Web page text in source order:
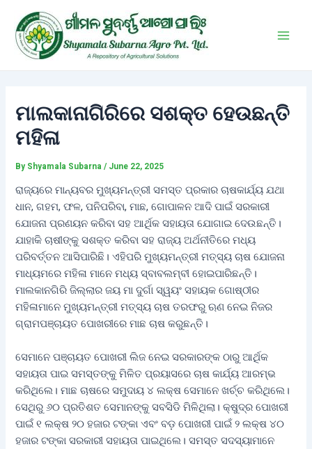
content
ମାଲକାନାଗିରିରେ ସଶକ୍ତ ହେଉଛନ୍ତି
ମହିଳା
By Shyamala Subarna/ June 22, 2025
ରାଜ୍ୟରେ ମାନ୍ୟବର ମୁଖ୍ୟମନ୍ତ୍ରୀ ସମସ୍ତ ପ୍ରକାର ଚାଷକାର୍ଯ୍ୟ ଯଥା
ଧାନ, ଗହମ, ଫଳ, ପନିପରିବା, ମାଛ, ଗୋପାଳନ ଆଦି ପାଇଁ ସରକାରୀ
ଯୋଜନା ପ୍ରଣୟନ କରିବା ସହ ଆର୍ଥିକ ସହାୟତା ଯୋଗାଇ ଦେଉଛନ୍ତି।
ଯାହାକି ଚାଷୀଙ୍କୁ ସଶକ୍ତ କରିବା ସହ ରାଜ୍ୟ ଅର୍ଥନୀତିରେ ମଧ୍ୟ
ପରିବର୍ତ୍ତନ ଆସିପାରିଛି। ଏହିପରି ମୁଖ୍ୟମନ୍ତ୍ରୀ ମତ୍ସ୍ୟ ଚାଷ ଯୋଜନା
ମାଧ୍ୟମରେ ମହିଳା ମାନେ ମଧ୍ୟ ସ୍ବାବଲମ୍ବୀ ହୋଇପାରିଛନ୍ତି।
ମାଲକାନଗିରି ଜିଲ୍ଲାର ଜୟ ମା ଦୁର୍ଗା ସ୍ୱୟଂ ସହାୟକ ଗୋଷ୍ଠୀର
ମହିଳାମାନେ ମୁଖ୍ୟମନ୍ତ୍ରୀ ମତ୍ସ୍ୟ ଚାଷ ତରଫରୁ ଋଣ ନେଇ ନିଜର
ଗ୍ରାମପଞ୍ଚାୟତ ପୋଖରୀରେ ମାଛ ଚାଷ କରୁଛନ୍ତି।
ସେମାନେ ପଞ୍ଚାୟତ ପୋଖରୀ ଲିଜ ନେଇ ସରକାରଙ୍କ ଠାରୁ ଆର୍ଥିକ
ସହାୟତା ପାଇ ସମସ୍ତଙ୍କୁ ମିଳିତ ପ୍ରୟାସରେ ଚାଷ କାର୍ଯ୍ୟ ଆରମ୍ଭ
କରିଥିଲେ। ମାଛ ଚାଷରେ ସମୁଦାୟ ୪ ଲକ୍ଷ ସେମାନେ ଖର୍ଚ୍ଚ କରିଥିଲେ।
ସେଥିରୁ ୬୦ ପ୍ରତିଶତ ସେମାନଙ୍କୁ ସବସିଡି ମିଳିଥିଲା। କ୍ଷୁଦ୍ର ପୋଖରୀ
ପାଇଁ ୧ ଲକ୍ଷ ୨୦ ହଜାର ଟଙ୍କା ଏବଂ ବଡ଼ ପୋଖରୀ ପାଇଁ ୨ ଲକ୍ଷ ୪୦
ହଜାର ଟଙ୍କା ସରକାରୀ ସହାୟତା ପାଇଥିଲେ। ସମସ୍ତ ସଦସ୍ୟାମାନେ
navigation